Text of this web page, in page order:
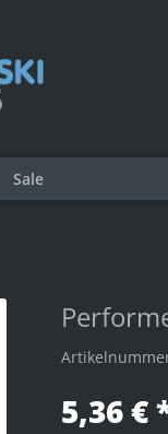
Sale
5,36 €